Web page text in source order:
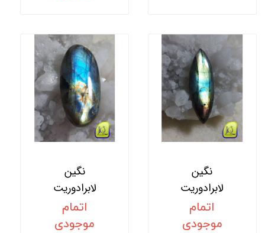
نگین
لابرادوریت
اتمام
موجودی
نگین
لابرادوریت
اتمام
موجودی